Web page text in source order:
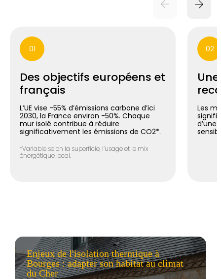
01
Des objectifs européens et
français
L’UE vise -55% d’émissions carbone d’ici
2030, la France environ -50%. Chaque
mur isolé contribue à réduire
significativement les émissions de CO2*.
*Variable selon la superficie, l’usage et le mix
énergétique local.
02
Les
d’une
Enjeux de l'isolation thermique à
Bourges : adapter son habitat au climat
du Cher